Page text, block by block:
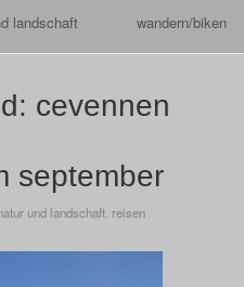
landschaft wandern/biken
cevennen
september
und landschaft, reisen